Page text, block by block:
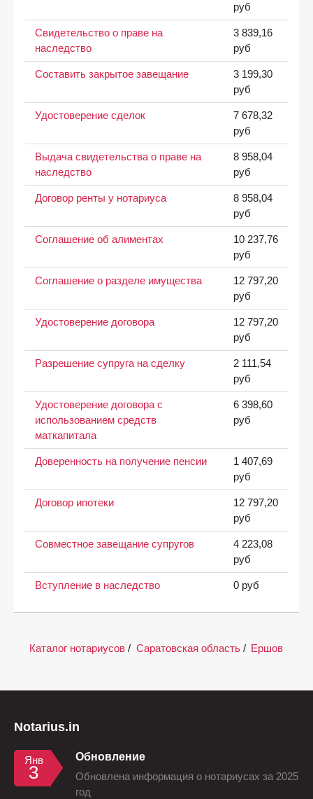
руб
Свидетельство о праве на
наследство
3 839,16
руб
Составить закрытое завещание
3 199,30
руб
Удостоверение сделок
7 678,32
руб
Выдача свидетельства о праве на
наследство
8 958,04
руб
Договор ренты у нотариуса
8 958,04
руб
Соглашение об алиментах
10 237,76
руб
Соглашение о разделе имущества
12 797,20
руб
Удостоверение договора
12 797,20
руб
Разрешение супруга на сделку
2 111,54
руб
Удостоверение договора с
использованием средств
маткапитала
6 398,60
руб
Доверенность на получение пенсии
1 407,69
руб
Договор ипотеки
12 797,20
руб
Совместное завещание супругов
4 223,08
руб
Вступление в наследство 0 руб
Каталог нотариусов / Саратовская область / Ершов
Notarius.in
Янв
3
Обновление
Обновлена информация о нотариусах за 2025
год